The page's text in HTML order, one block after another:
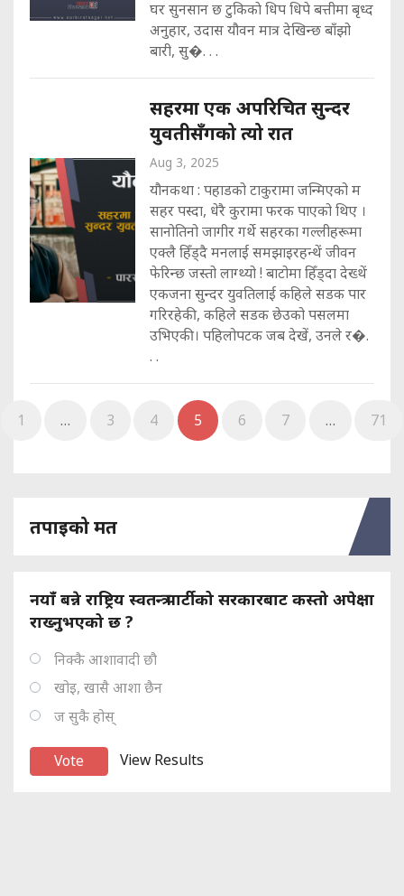
घर सुनसान छ टुकिकाे धिप धिपे बत्तीमा बृध्द
अनुहार, उदास यौवन मात्र देखिन्छ बाँझो
बारी, सु�. . .
सहरमा एक अपरिचित सुन्दर
युवतीसँगको त्यो रात
Aug 3, 2025
यौनकथा : पहाडको टाकुरामा जन्मिएको म
सहर पस्दा, धेरै कुरामा फरक पाएको थिए ।
सानोतिनो जागीर गर्थे सहरका गल्लीहरूमा
एक्लै हिँड्दै मनलाई समझाइरहन्थें जीवन
फेरिन्छ जस्तो लाग्थ्यो ! बाटोमा हिँड्दा देख्थें
एकजना सुन्दर युवतिलाई कहिले सडक पार
गरिरहेकी, कहिले सडक छेउको पसलमा
उभिएकी। पहिलोपटक जब देखें, उनले र�.
. .
1 … 3 4 5 6 7 … 71
तपाइको मत
नयाँ बन्ने राष्ट्रिय स्वतन्त्र पार्टीको सरकारबाट कस्तो अपेक्षा
राख्नुभएको छ ?
निक्कै आशावादी छौ
खोइ, खासै आशा छैन
ज सुकै होस्
View Results